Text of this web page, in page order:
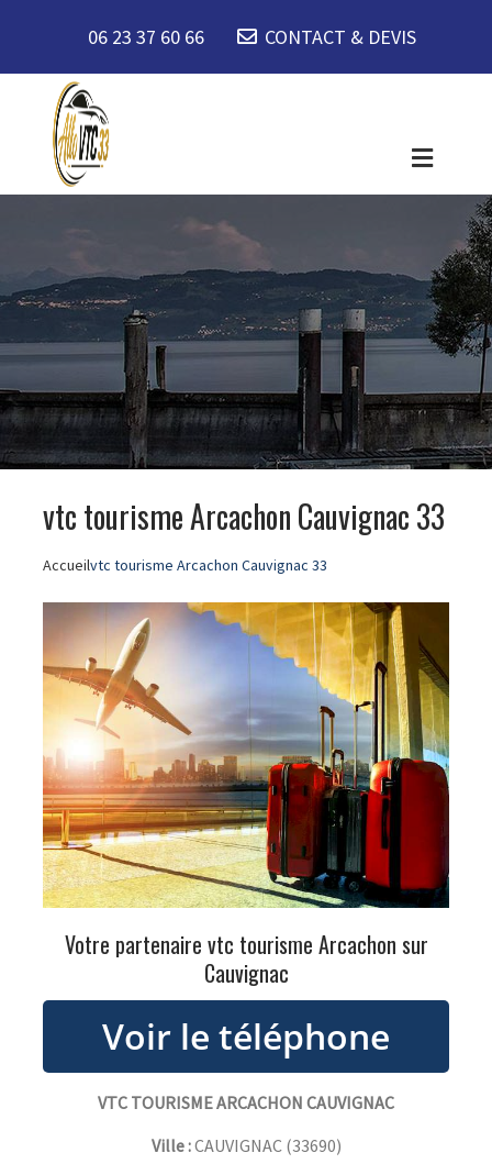
06 23 37 60 66 CONTACT & DEVIS
vtc tourisme Arcachon Cauvignac 33
Accueilvtc tourisme Arcachon Cauvignac 33
Votre partenaire vtc tourisme Arcachon sur
Cauvignac
VTC TOURISME ARCACHON CAUVIGNAC
Ville :CAUVIGNAC(33690)